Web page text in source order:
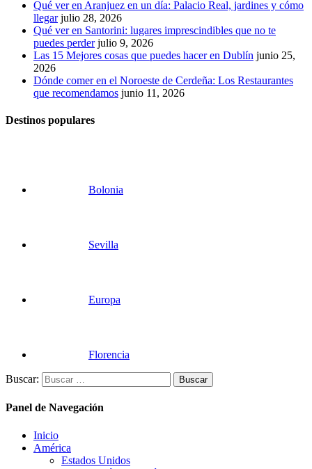
Qué ver en Aranjuez en un día: Palacio Real, jardines y cómo
llegar julio 28, 2026
Qué ver en Santorini: lugares imprescindibles que no te
puedes perder julio 9, 2026
Las 15 Mejores cosas que puedes hacer en Dublín junio 25,
2026
Dónde comer en el Noroeste de Cerdeña: Los Restaurantes
que recomendamos junio 11, 2026
Destinos populares
Bolonia
Sevilla
Europa
Florencia
Buscar:
Panel de Navegación
Inicio
América
Estados Unidos